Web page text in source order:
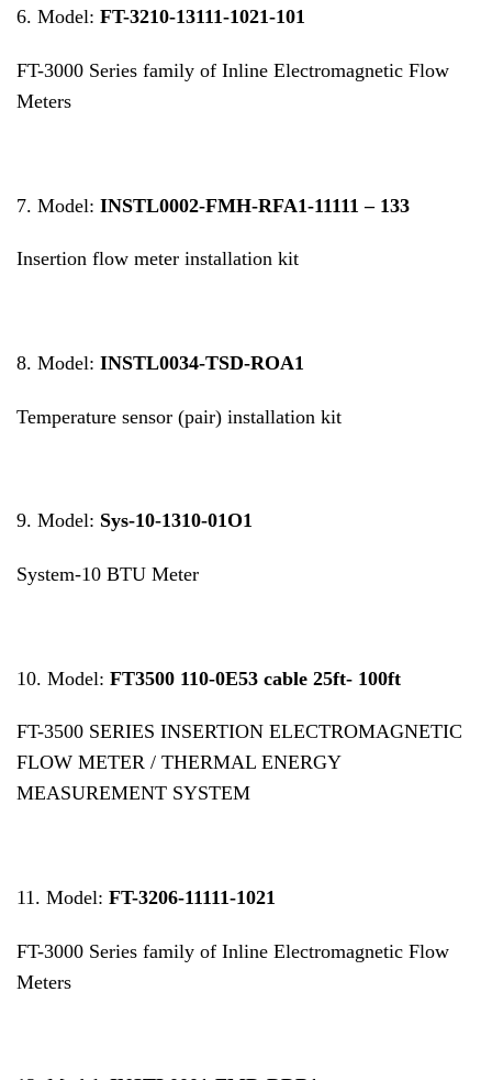
6. Model: FT-3210-13111-1021-101
FT-3000 Series family of Inline Electromagnetic Flow
Meters
7. Model: INSTL0002-FMH-RFA1-11111 – 133
Insertion flow meter installation kit
8. Model: INSTL0034-TSD-ROA1
Temperature sensor (pair) installation kit
9. Model: Sys-10-1310-01O1
System-10 BTU Meter
10. Model: FT3500 110-0E53 cable 25ft- 100ft
FT-3500 SERIES INSERTION ELECTROMAGNETIC
FLOW METER / THERMAL ENERGY
MEASUREMENT SYSTEM
11. Model: FT-3206-11111-1021
FT-3000 Series family of Inline Electromagnetic Flow
Meters